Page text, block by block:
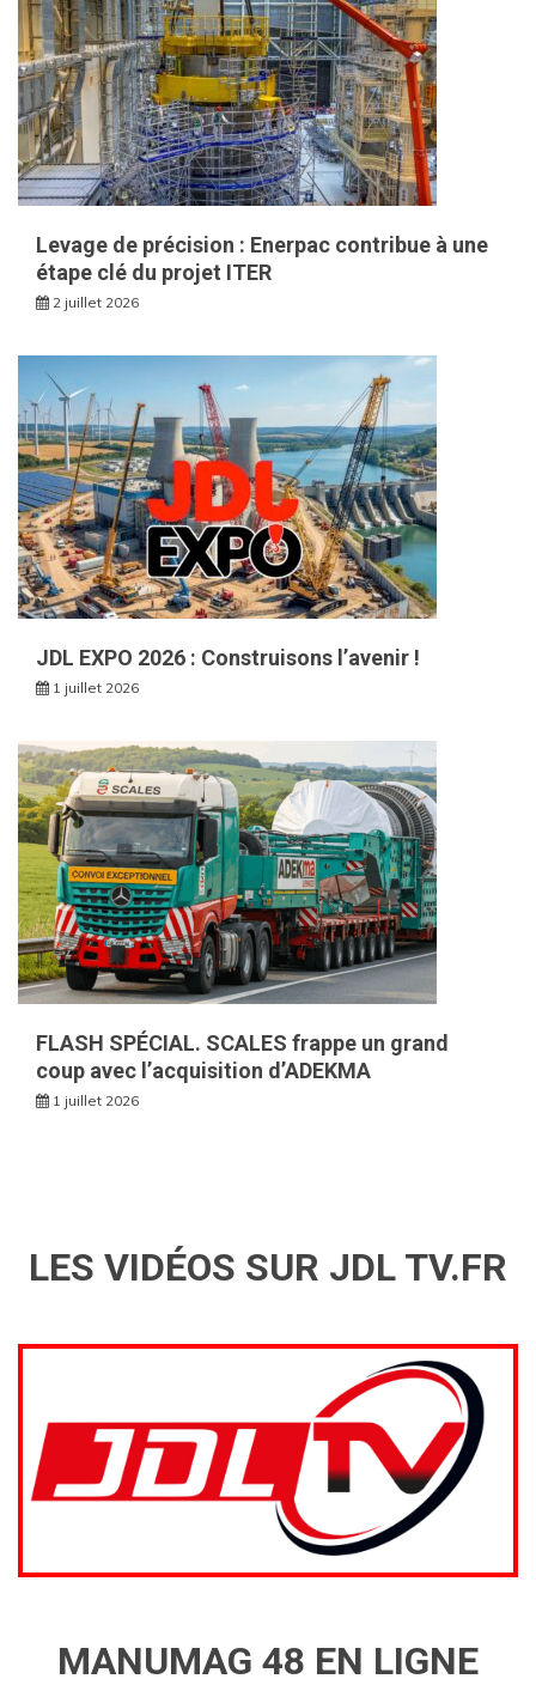
Levage de précision : Enerpac contribue à une
étape clé du projet ITER
2 juillet 2026
JDL EXPO 2026 : Construisons l’avenir !
1 juillet 2026
FLASH SPÉCIAL. SCALES frappe un grand
coup avec l’acquisition d’ADEKMA
1 juillet 2026
LES VIDÉOS SUR JDL TV.FR
MANUMAG 48 EN LIGNE